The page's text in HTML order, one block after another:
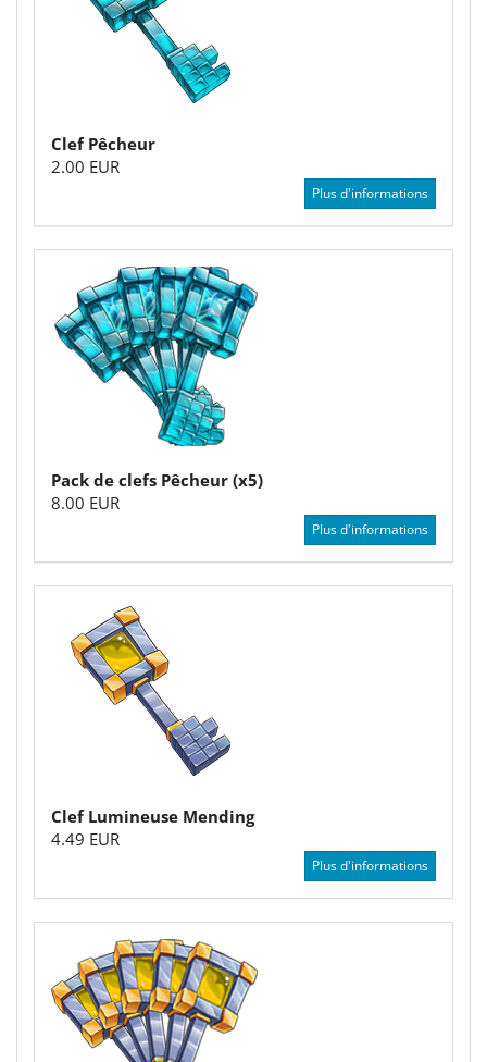
Clef Pêcheur
2.00 EUR
Plus d'informations
Pack de clefs Pêcheur (x5)
8.00 EUR
Plus d'informations
Clef Lumineuse Mending
4.49 EUR
Plus d'informations